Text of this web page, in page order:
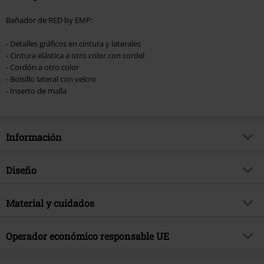
Bañador de RED by EMP:
- Detalles gráficos en cintura y laterales
- Cintura elástica a otro color con cordel
- Cordón a otro color
- Bolsillo lateral con velcro
- Inserto de malla
Información
Artículo no.
Brand
tema producto
Básicos
Diseño
Tipo de producto
Color
Azul oscuro
Material y cuidados
Material Externo
100% poliéster
Operador económico responsable UE